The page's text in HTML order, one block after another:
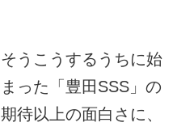
そうこうするうちに始
まった「豊田SSS」の
期待以上の面白さに、